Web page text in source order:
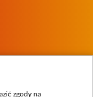
zgody na